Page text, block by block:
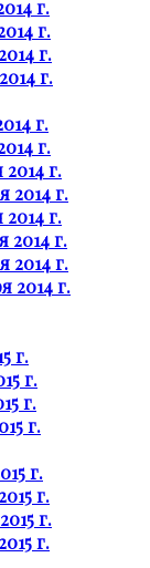
г.
г.
г.
г.
г.
г.
г.
2014 г.
2014 г.
2014 г.
2014 г.
2014 г.
г.
г.
г.
г.
г.
г.
г.
г.